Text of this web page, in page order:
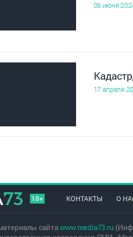
06 июня
17 апреля
18+ КОНТАКТЫ О
сайтаwww.media73.ru